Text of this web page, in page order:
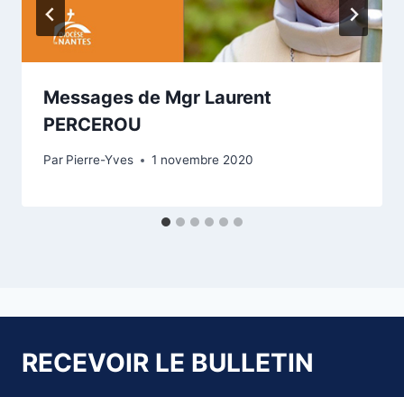
Messages de Mgr Laurent
PERCEROU
Par Pierre-Yves 1 novembre 2020
RECEVOIR LE BULLETIN